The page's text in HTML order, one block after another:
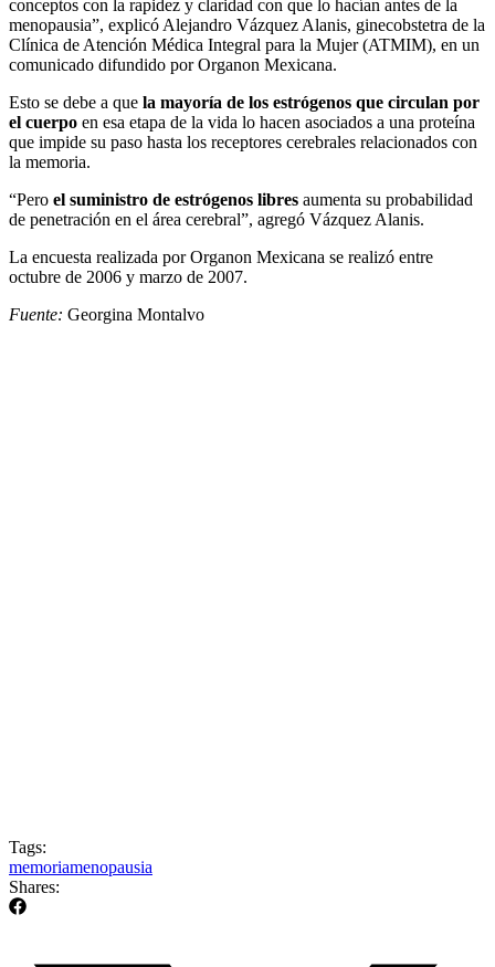
conceptos con la rapidez y claridad con que lo hacían antes de la
menopausia”, explicó Alejandro Vázquez Alanis, ginecobstetra de la
Clínica de Atención Médica Integral para la Mujer (ATMIM), en un
comunicado difundido por Organon Mexicana.
Esto se debe a que la mayoría de los estrógenos que circulan por
el cuerpo en esa etapa de la vida lo hacen asociados a una proteína
que impide su paso hasta los receptores cerebrales relacionados con
la memoria.
“Pero el suministro de estrógenos libres aumenta su probabilidad
de penetración en el área cerebral”, agregó Vázquez Alanis.
La encuesta realizada por Organon Mexicana se realizó entre
octubre de 2006 y marzo de 2007.
Fuente: Georgina Montalvo
Tags:
memoriamenopausia
Shares: